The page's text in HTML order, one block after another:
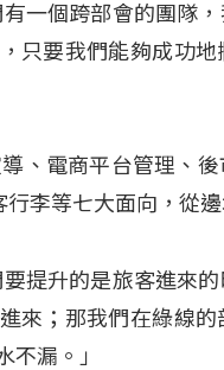
一個跨部會的團隊
只要我們能夠成功
、電商平台管理、
李等七大面向，從
提升的是旅客進來
來；那我們在綠線
漏。」